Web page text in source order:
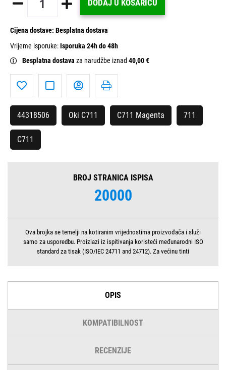
DODAJ U KOŠARICU
Cijena dostave: Besplatna dostava
Vrijeme isporuke:Isporuka 24h do 48h
Besplatna dostava za narudžbe iznad 40,00 €
44318506 Oki C711 C711 Magenta 711
C711
BROJ STRANICA ISPISA
20000
Ova brojka se temelji na kotiranim vrijednostima proizvođača i služi
samo za usporedbu. Proizlazi iz ispitivanja koristeći međunarodni ISO
standard za tisak (ISO/IEC 24711 and 24712). Za većinu tinti
OPIS
KOMPATIBILNOST
RECENZIJE